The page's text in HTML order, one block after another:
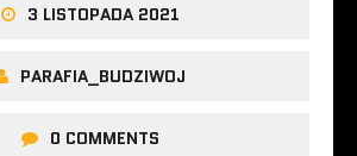
3 LISTOPADA 2021
PARAFIA_BUDZIWOJ
0 COMMENTS